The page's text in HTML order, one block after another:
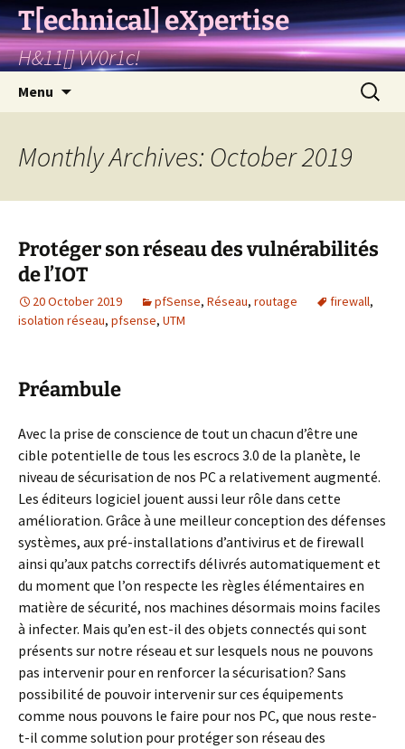
T[echnical] eXpertise
H&11[] VV0r1c!
Menu
Search
for:
Monthly Archives: October 2019
Protéger son réseau des vulnérabilités
de l’IOT
20 October 2019 pfSense, Réseau, routage firewall,
isolation réseau, pfsense, UTM
Préambule
Avec la prise de conscience de tout un chacun d’être une
cible potentielle de tous les escrocs 3.0 de la planète, le
niveau de sécurisation de nos PC a relativement augmenté.
Les éditeurs logiciel jouent aussi leur rôle dans cette
amélioration. Grâce à une meilleur conception des défenses
systèmes, aux pré-installations d’antivirus et de firewall
ainsi qu’aux patchs correctifs délivrés automatiquement et
du moment que l’on respecte les règles élémentaires en
matière de sécurité, nos machines désormais moins faciles
à infecter. Mais qu’en est-il des objets connectés qui sont
présents sur notre réseau et sur lesquels nous ne pouvons
pas intervenir pour en renforcer la sécurisation? Sans
possibilité de pouvoir intervenir sur ces équipements
comme nous pouvons le faire pour nos PC, que nous reste-
t-il comme solution pour protéger son réseau des